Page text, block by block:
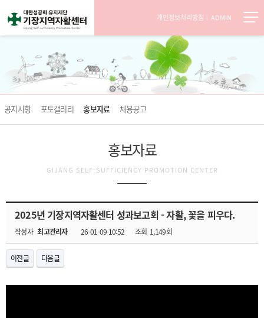
개인정보처리방침 ADMIN
공지사항 포토갤러리 홍보자료 채용공고
홍보자료
GIJANG SELF-SUFFICIENCY PROMOTION CENTER
2025년 기장지역자활센터 성과보고회 - 자활, 꽃을 피우다.
작성자 최고관리자 26-01-09 10:52 조회 1,149회
이전글 다음글